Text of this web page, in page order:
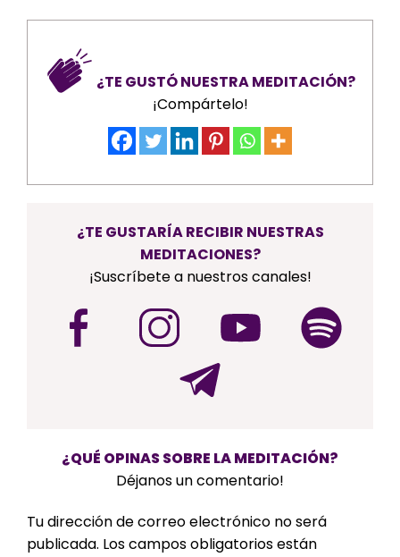
¿TE GUSTÓ NUESTRA MEDITACIÓN?
¡Compártelo!
¿TE GUSTARÍA RECIBIR NUESTRAS
MEDITACIONES?
¡Suscríbete a nuestros canales!
¿QUÉ OPINAS SOBRE LA MEDITACIÓN?
Déjanos un comentario!
Tu dirección de correo electrónico no será
publicada. Los campos obligatorios están